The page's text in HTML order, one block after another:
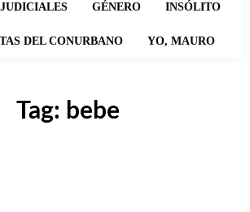
JUDICIALES GÉNERO INSÓLITO
DEL CONURBANO YO, MAURO
Tag: bebe